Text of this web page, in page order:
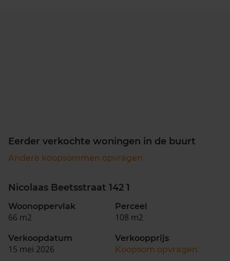
Eerder verkochte woningen in de buurt
Andere koopsommen opvragen
Nicolaas Beetsstraat 142 1
Woonoppervlak
66 m2
Perceel
108 m2
Verkoopdatum
15 mei 2026
Verkoopprijs
Koopsom opvragen